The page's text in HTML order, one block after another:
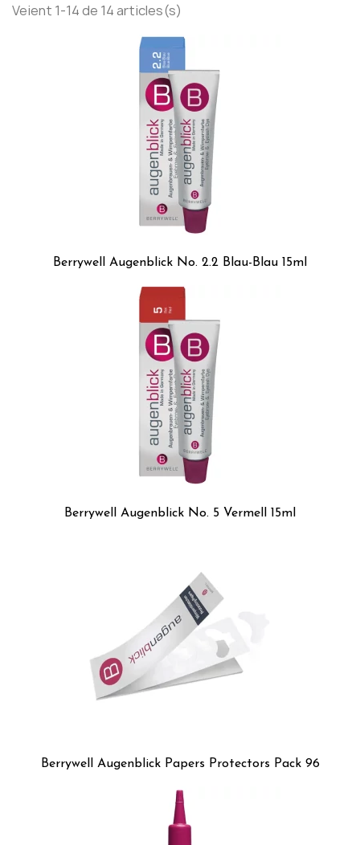
Veient 1-14 de 14 articles(s)
Berrywell Augenblick No. 2.2 Blau-Blau 15ml
Berrywell Augenblick No. 5 Vermell 15ml
Berrywell Augenblick Papers Protectors Pack 96